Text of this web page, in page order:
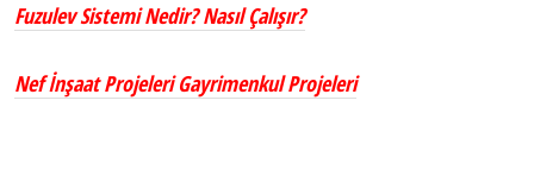
Fuzulev Sistemi Nedir? Nasıl Çalışır?
Nef İnşaat Projeleri Gayrimenkul Projeleri